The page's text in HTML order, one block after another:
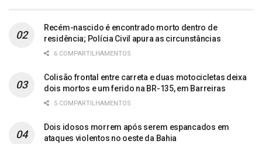
Recém-nascido é encontrado morto dentro de
residência; Polícia Civil apura as circunstâncias
6 COMPARTILHAMENTOS
Colisão frontal entre carreta e duas motocicletas deixa
dois mortos e um ferido na BR-135, em Barreiras
5 COMPARTILHAMENTOS
Dois idosos morrem após serem espancados em
ataques violentos no oeste da Bahia